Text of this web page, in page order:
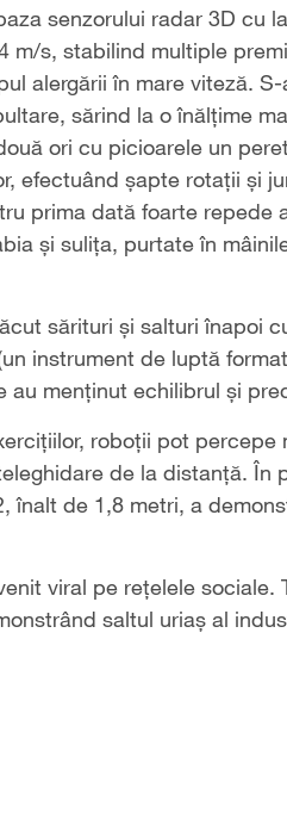
senzorului radar 3D cu
m/s, stabilind multiple
alergării în mare viteză.
sărind la o înălțime
ori cu picioarele un
efectuând șapte rotații și
prima dată foarte repede
și sulița, purtate în
sărituri și salturi înapoi
instrument de luptă
au menținut echilibrul și
roboții pot percepe
de la distanță. În
înalt de 1,8 metri, a
viral pe rețelele sociale.
saltul uriaș al